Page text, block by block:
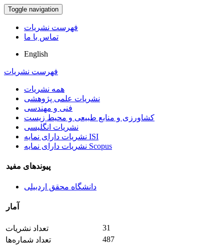
Toggle navigation
فهرست نشریات
تماس با ما
English
فهرست نشریات
همه نشریات
نشریات علمی پژوهشی
فنی و مهندسی
کشاورزی و منابع طبیعی و محیط زیست
نشریات انگلیسی
نشریات دارای نمایه ISI
نشریات دارای نمایه Scopus
پیوندهای مفید
دانشگاه محقق اردبیلی
آمار
تعداد نشریات
31
تعداد شماره‌ها
487